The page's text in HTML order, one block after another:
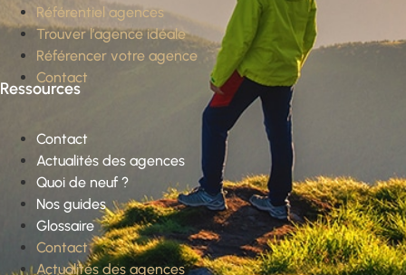
Référentiel agences
Trouver l’agence idéale
Référencer votre agence
Contact
Ressources
Contact
Actualités des agences
Quoi de neuf ?
Nos guides
Glossaire
Contact
Actualités des agences